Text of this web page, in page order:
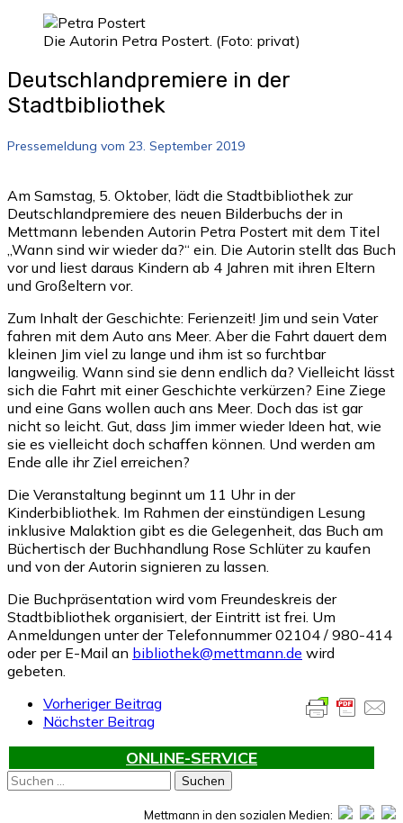
Die Autorin Petra Postert. (Foto: privat)
Deutschlandpremiere in der
Stadtbibliothek
Pressemeldung vom 23. September 2019
Am Samstag, 5. Oktober, lädt die Stadtbibliothek zur
Deutschlandpremiere des neuen Bilderbuchs der in
Mettmann lebenden Autorin Petra Postert mit dem Titel
„Wann sind wir wieder da?“ ein. Die Autorin stellt das Buch
vor und liest daraus Kindern ab 4 Jahren mit ihren Eltern
und Großeltern vor.
Zum Inhalt der Geschichte: Ferienzeit! Jim und sein Vater
fahren mit dem Auto ans Meer. Aber die Fahrt dauert dem
kleinen Jim viel zu lange und ihm ist so furchtbar
langweilig. Wann sind sie denn endlich da? Vielleicht lässt
sich die Fahrt mit einer Geschichte verkürzen? Eine Ziege
und eine Gans wollen auch ans Meer. Doch das ist gar
nicht so leicht. Gut, dass Jim immer wieder Ideen hat, wie
sie es vielleicht doch schaffen können. Und werden am
Ende alle ihr Ziel erreichen?
Die Veranstaltung beginnt um 11 Uhr in der
Kinderbibliothek. Im Rahmen der einstündigen Lesung
inklusive Malaktion gibt es die Gelegenheit, das Buch am
Büchertisch der Buchhandlung Rose Schlüter zu kaufen
und von der Autorin signieren zu lassen.
Die Buchpräsentation wird vom Freundeskreis der
Stadtbibliothek organisiert, der Eintritt ist frei. Um
Anmeldungen unter der Telefonnummer 02104 / 980-414
oder per E-Mail an bibliothek@mettmann.de wird
gebeten.
Vorheriger Beitrag
Nächster Beitrag
ONLINE-SERVICE
Suchen
nach:
Mettmann in den sozialen Medien: